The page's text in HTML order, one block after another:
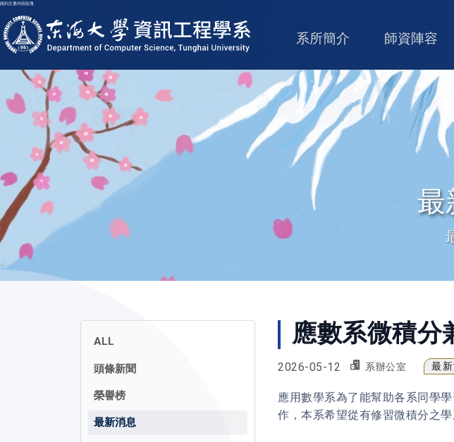
跳到主要內容區塊
東海大學logo
系所簡介 師資陣容
最
ALL
頭條新聞
榮譽榜
最新消息
應數系微積分
2026-05-12 系辦公室 最
應用數學系為了能幫助各系同學
作，本系希望從有修習微積分之